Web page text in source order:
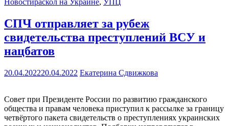
Новостираскол на Украине, УПЦ
СПЧ отправляет за рубеж
свидетельства преступлений ВСУ и
нацбатов
20.04.202220.04.2022 Екатерина Сдвижкова
Совет при Президенте России по развитию гражданского
общества и правам человека приступил к рассылке за границу
четвёртого пакета свидетельств о преступлениях украинских